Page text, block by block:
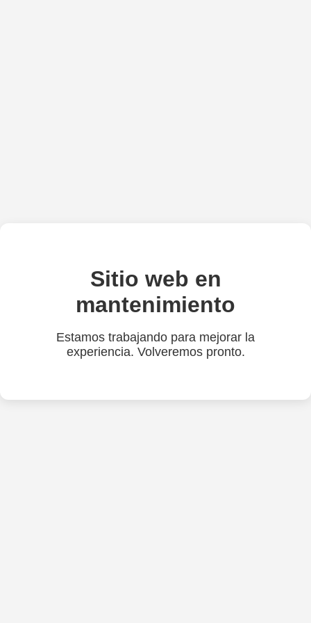
Sitio web en
mantenimiento
Estamos trabajando para mejorar la
experiencia. Volveremos pronto.